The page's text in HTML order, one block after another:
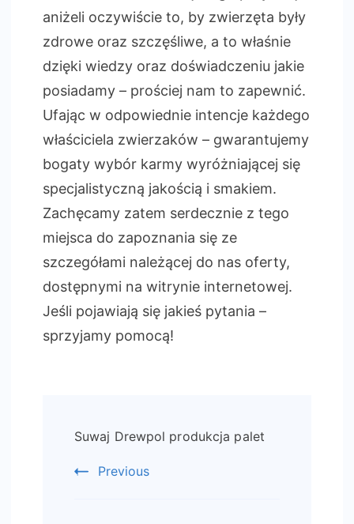
aniżeli oczywiście to, by zwierzęta były
zdrowe oraz szczęśliwe, a to właśnie
dzięki wiedzy oraz doświadczeniu jakie
posiadamy – prościej nam to zapewnić.
Ufając w odpowiednie intencje każdego
właściciela zwierzaków – gwarantujemy
bogaty wybór karmy wyróżniającej się
specjalistyczną jakością i smakiem.
Zachęcamy zatem serdecznie z tego
miejsca do zapoznania się ze
szczegółami należącej do nas oferty,
dostępnymi na witrynie internetowej.
Jeśli pojawiają się jakieś pytania –
sprzyjamy pomocą!
Navigation
Suwaj Drewpol produkcja palet
Previous